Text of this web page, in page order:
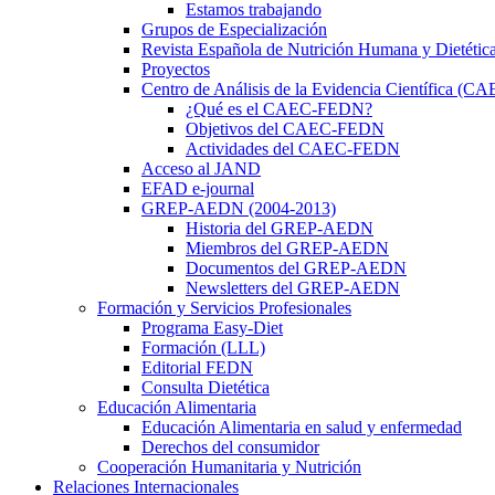
Estamos trabajando
Grupos de Especialización
Revista Española de Nutrición Humana y Dietética
Proyectos
Centro de Análisis de la Evidencia Científica
¿Qué es el CAEC-FEDN?
Objetivos del CAEC-FEDN
Actividades del CAEC-FEDN
Acceso al JAND
EFAD e-journal
GREP-AEDN (2004-2013)
Historia del GREP-AEDN
Miembros del GREP-AEDN
Documentos del GREP-AEDN
Newsletters del GREP-AEDN
Formación y Servicios Profesionales
Programa Easy-Diet
Formación (LLL)
Editorial FEDN
Consulta Dietética
Educación Alimentaria
Educación Alimentaria en salud y enfermedad
Derechos del consumidor
Cooperación Humanitaria y Nutrición
Relaciones Internacionales